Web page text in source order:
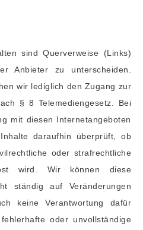
sind Querverweise (Links)
Anbieter zu unterscheiden.
wir lediglich den Zugang zur
§ 8 Telemediengesetz. Bei
mit diesen Internetangeboten
daraufhin überprüft, ob
oder strafrechtliche
wird. Wir können diese
ständig auf Veränderungen
keine Verantwortung dafür
oder unvollständige